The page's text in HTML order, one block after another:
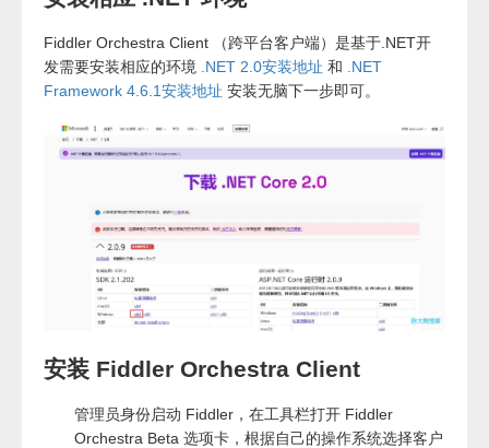
Fiddler Orchestra Client （跨平台客户端）是基于.NET开
发需要安装相应的环境
.NET 2.0安装地址 和
.NET
Framework 4.6.1安装地址 安装无脑下一步即可。
安装 Fiddler Orchestra Client
管理员身份启动 Fiddler，在工具栏打开 Fiddler
Orchestra Beta 选项卡，根据自己的操作系统选择客户